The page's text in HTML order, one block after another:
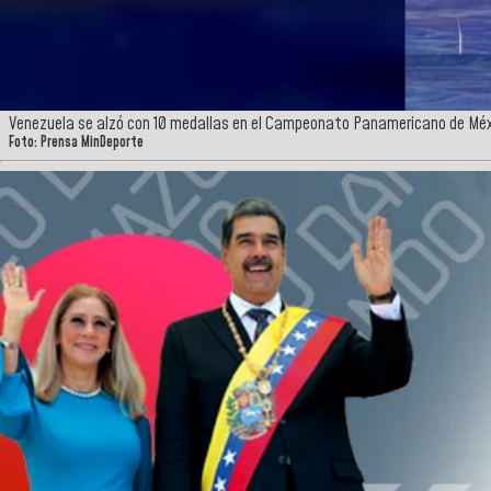
Venezuela se alzó con 10 medallas en el Campeonato Panamericano de
Foto: Prensa MinDeporte